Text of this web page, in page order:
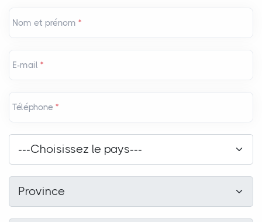
Nom et prénom *
E-mail *
Téléphone *
---Choisissez le pays---
Province